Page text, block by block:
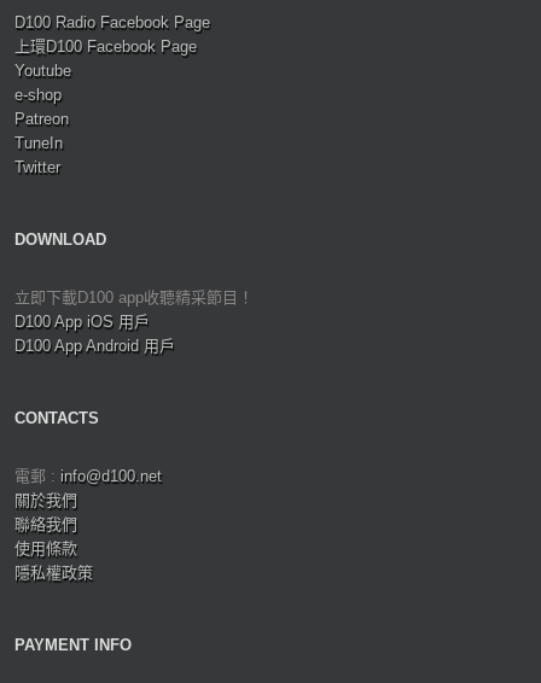
D100 Radio Facebook Page
上環D100 Facebook Page
Youtube
e-shop
Patreon
TuneIn
Twitter
DOWNLOAD
立即下載D100 app收聽精采節目！
D100 App iOS 用戶
D100 App Android 用戶
CONTACTS
電郵 : info@d100.net
關於我們
聯絡我們
使用條款
隱私權政策
PAYMENT INFO